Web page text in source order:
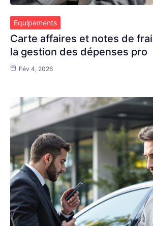
Equipements
Carte affaires et notes de
la gestion des dépenses pro
Fév 4, 2026